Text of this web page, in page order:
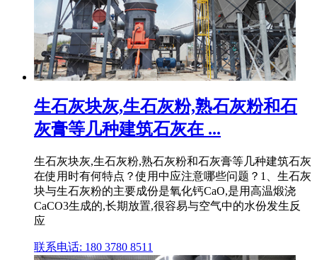
生石灰块灰,生石灰粉,熟石灰粉和石
灰膏等几种建筑石灰在 ...
生石灰块灰,生石灰粉,熟石灰粉和石灰膏等几种建筑石灰
在使用时有何特点？使用中应注意哪些问题？1、生石灰
块与生石灰粉的主要成份是氧化钙CaO,是用高温煅浇
CaCO3生成的,长期放置,很容易与空气中的水份发生反
应
联系电话: 180 3780 8511